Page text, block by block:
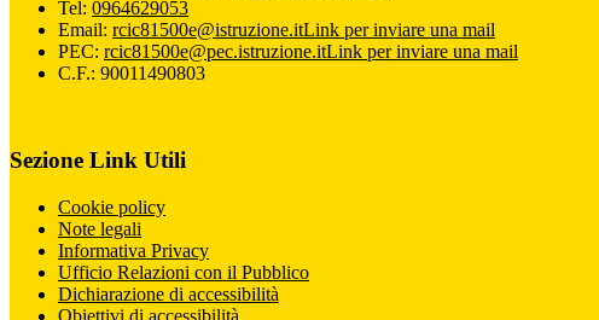
Tel: 0964629053
Email: rcic81500e@istruzione.itLink per inviare una mail
PEC: rcic81500e@pec.istruzione.itLink per inviare una mail
C.F.: 90011490803
Sezione Link Utili
Cookie policy
Note legali
Informativa Privacy
Ufficio Relazioni con il Pubblico
Dichiarazione di accessibilità
Obiettivi di accessibilità